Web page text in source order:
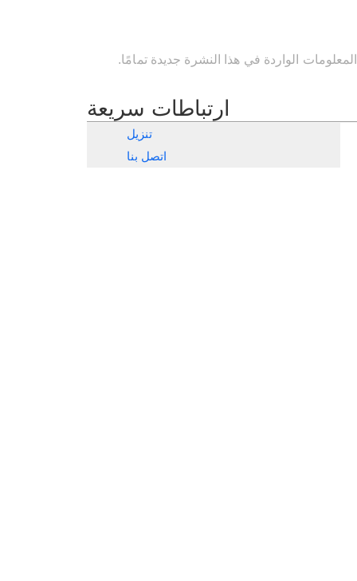
الواردة في هذا النشرة جديدة تمامًا.
ارتباطات سريعة
تنزيل
اتصل بنا